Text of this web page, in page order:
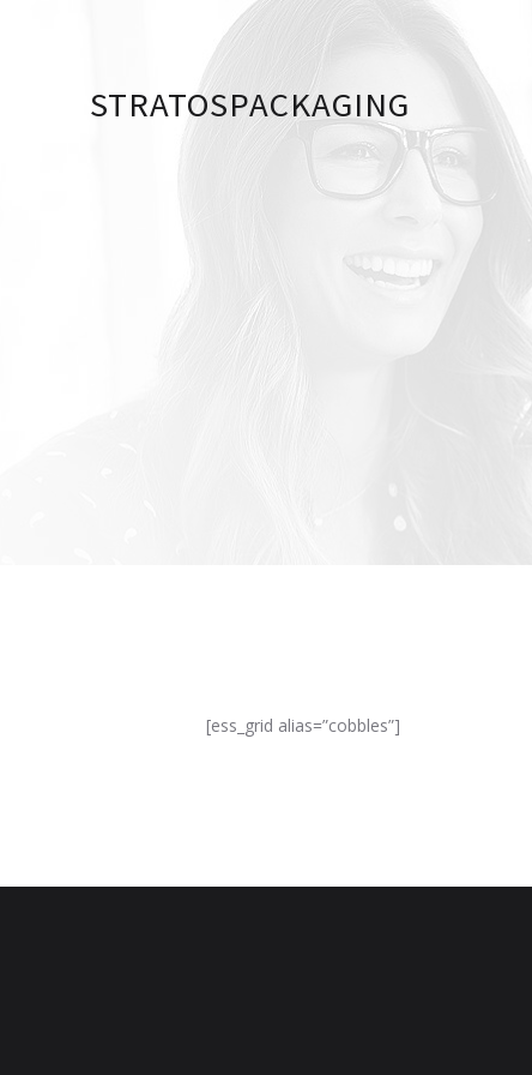
STRATOSPACKAGING
[ess_grid alias=”cobbles”]